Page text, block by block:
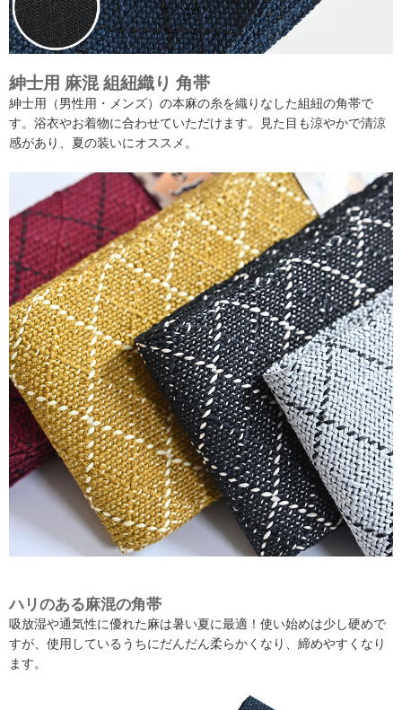
紳士用 麻混 組紐織り 角帯
紳士用（男性用・メンズ）の本麻の糸を織りなした組紐の角帯で
す。浴衣やお着物に合わせていただけます。見た目も涼やかで清涼
感があり、夏の装いにオススメ。
ハリのある麻混の角帯
吸放湿や通気性に優れた麻は暑い夏に最適！使い始めは少し硬めで
すが、使用しているうちにだんだん柔らかくなり、締めやすくなり
ます。